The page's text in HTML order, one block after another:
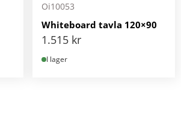
Oi10053
Whiteboard tavla 120×90
1.515 kr
I lager